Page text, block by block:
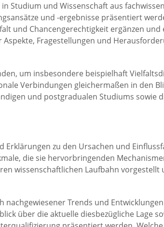
Studium und Wissenschaft aus
und -ergebnisse präsentiert
und Chancengerechtigkeit ergänzen
Fragestellungen und
um insbesondere beispielhaft
Verbindungen gleichermaßen in den
und postgradualen Studiums
zu den Ursachen und
die sie hervorbringenden
wissenschaftlichen Laufbahn
Trends und
über die aktuelle diesbezügliche Lage